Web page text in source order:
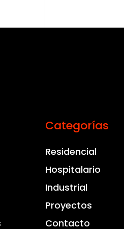
Categorías
Residencial
Hospitalario
Industrial
Proyectos
Contacto